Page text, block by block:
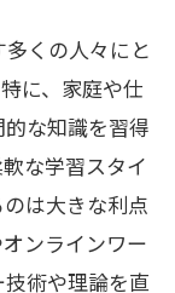
くの人々にと
に、家庭や仕
な知識を習得
な学習スタイ
は大きな利点
ンラインワー
術や理論を直